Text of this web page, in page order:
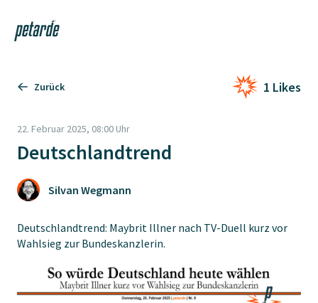
Zur Startseite
Zurück 1 Likes
22. Februar 2025, 08:00 Uhr
Deutschlandtrend
Silvan Wegmann
Deutschlandtrend: Maybrit Illner nach TV-Duell kurz vor
Wahlsieg zur Bundeskanzlerin.